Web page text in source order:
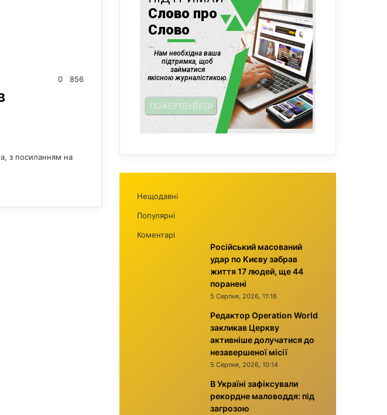
0 856
з посиланням на
Нещодавні
Популярні
Коментарі
Російський масований
удар по Києву забрав
життя 17 людей, ще 44
поранені
5 Серпня, 2026, 11:16
Редактор Operation World
закликав Церкву
активніше долучатися до
незавершеної місії
5 Серпня, 2026, 10:14
В Україні зафіксували
рекордне маловоддя: під
загрозою